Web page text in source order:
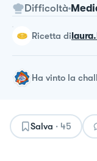
Difficoltà
ricetta di
Ha vinto la
Salva · 45